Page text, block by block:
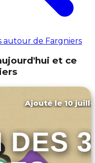
autour de Fargniers
et ce
Ajouté le 10
DES 3